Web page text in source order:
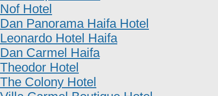
Nof Hotel
Dan Panorama Haifa Hotel
Leonardo Hotel Haifa
Dan Carmel Haifa
Theodor Hotel
The Colony Hotel